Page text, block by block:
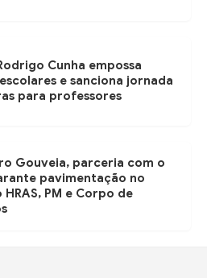
Cunha empossa
e sanciona jornada
para professores
Gouveia, parceria com o
pavimentação no
HRAS, PM e Corpo de